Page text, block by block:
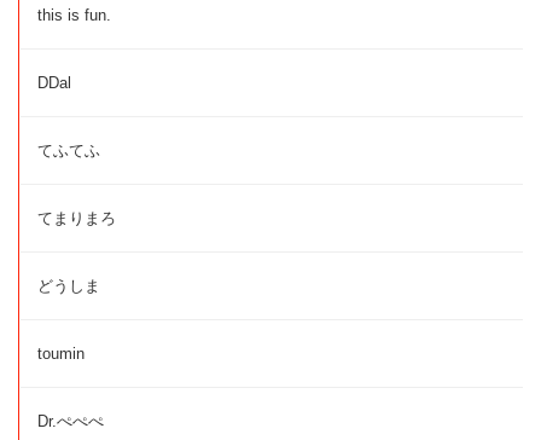
this is fun.
DDal
てふてふ
てまりまろ
どうしま
toumin
Dr.ぺぺぺ